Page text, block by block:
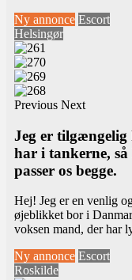
Ny annonce Escort
Helsingør
Previous Next
Jeg er
har i tankerne,
passer os begge.
Hej! Jeg er en venlig
øjeblikket bor i
voksen mand, der har
Ny annonce Escort
Roskilde